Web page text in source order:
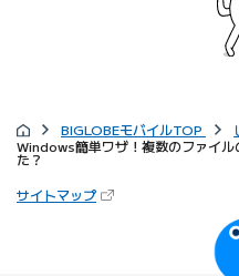
BIGLOBEモバイルTOP
Windows簡単ワザ！複数のファイ
た？
サイトマップ